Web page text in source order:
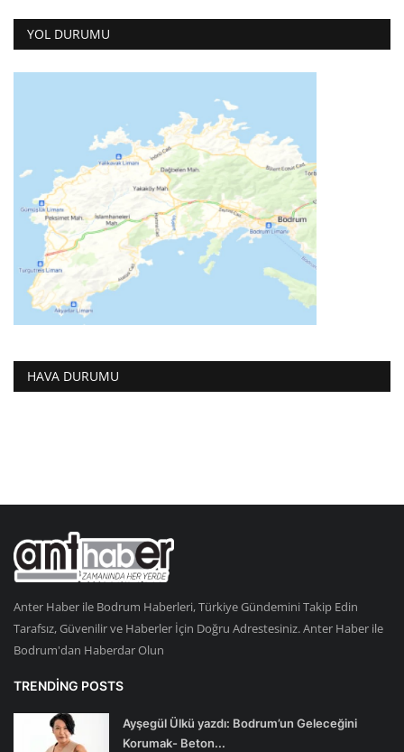
YOL DURUMU
HAVA DURUMU
Anter Haber ile Bodrum Haberleri, Türkiye Gündemini Takip Edin
Tarafsız, Güvenilir ve Haberler İçin Doğru Adrestesiniz. Anter Haber ile
Bodrum'dan Haberdar Olun
TRENDING POSTS
Ayşegül Ülkü yazdı: Bodrum’un Geleceğini
Korumak- Beton...